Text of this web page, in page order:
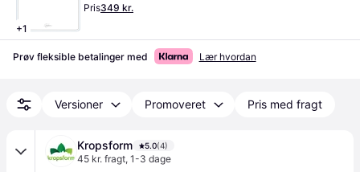
+1
Pris349 kr.
Prøv fleksible betalinger med Lær hvordan
Versioner Promoveret Pris med fragt
Kropsform 5.0(4)
45 kr. fragt, 1-3 dage